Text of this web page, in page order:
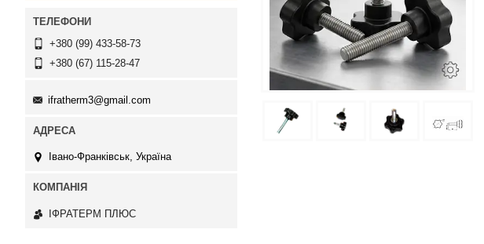
+380 (99) 433-58-73
+380 (67) 115-28-47
ifratherm3@gmail.com
Івано-Франківськ, Україна
ІФРАТЕРМ ПЛЮС